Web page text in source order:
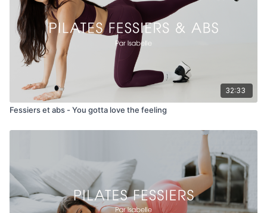
32:33
Fessiers et abs - You gotta love the feeling